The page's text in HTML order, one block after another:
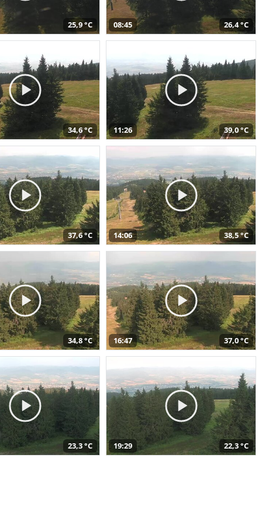
25,9 °C 08:45 26,4 °C
34,6 °C 11:26 39,0 °C
37,6 °C 14:06 38,5 °C
34,8 °C 16:47 37,0 °C
23,3 °C 19:29 22,3 °C